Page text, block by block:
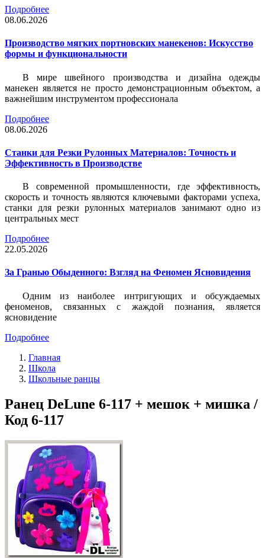
Подробнее
08.06.2026
Производство мягких портновских манекенов: Искусство
формы и функциональности
В мире швейного производства и дизайна одежды
манекен является не просто демонстрационным объектом, а
важнейшим инструментом профессионала
Подробнее
08.06.2026
Станки для Резки Рулонных Материалов: Точность и
Эффективность в Производстве
В современной промышленности, где эффективность,
скорость и точность являются ключевыми факторами успеха,
станки для резки рулонных материалов занимают одно из
центральных мест
Подробнее
22.05.2026
За Гранью Обыденного: Взгляд на Феномен Ясновидения
Одним из наиболее интригующих и обсуждаемых
феноменов, связанных с жаждой познания, является
ясновидение
Подробнее
Главная
Школа
Школьные ранцы
Ранец DeLune 6-117 + мешок + мишка /
Код 6-117